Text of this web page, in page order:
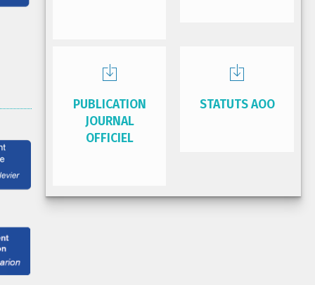
PUBLICATION
JOURNAL
OFFICIEL
STATUTS AOO